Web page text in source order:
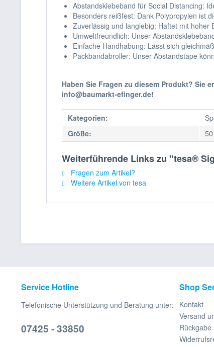
Abstandsklebeband für Social Distancing:
Besonders reißfest: Dank Polypropylen ist
Zuverlässig und langlebig: Haftet mit hoher
Umweltfreundlich: Unser
Einfache Handhabung: Lässt sich
Packbandabroller: Unser Abstandstape
Haben Sie Fragen zu diesem Produkt? Sie
info@baumarkt-efinger.de!
Kategorien:
Größe:
Weiterführende Links zu "tesa®
Fragen zum Artikel?
Weitere Artikel von tesa
Service Hotline
Telefonische Unterstützung und Beratung unter:
07425 - 33850
Shop
Kontakt
Versand
Rückgabe